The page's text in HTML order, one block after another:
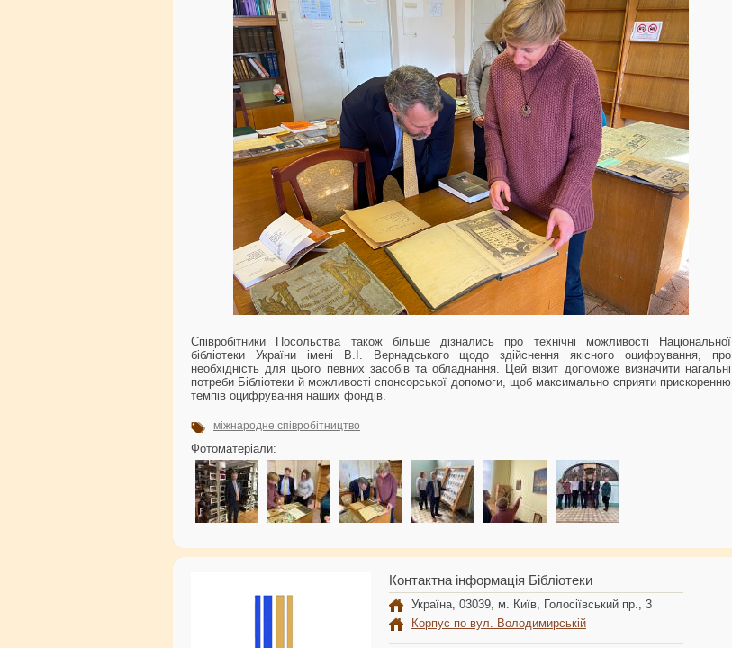
Співробітники Посольства також більше дізнались про технічні можливості Національної
бібліотеки України імені В.І. Вернадського щодо здійснення якісного оцифрування, про
необхідність для цього певних засобів та обладнання. Цей візит допоможе визначити нагальні
потреби Бібліотеки й можливості спонсорської допомоги, щоб максимально сприяти прискоренню
темпів оцифрування наших фондів.
міжнародне співробітництво
Фотоматеріали:
Контактна інформація Бібліотеки
Україна, 03039, м. Київ, Голосіївський пр., 3
Корпус по вул. Володимирській